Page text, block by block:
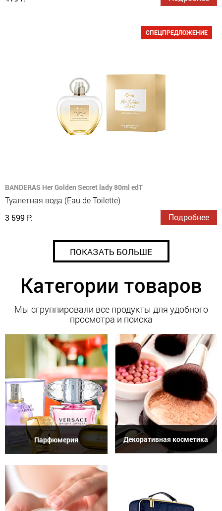
СПЕЦПРЕДЛОЖЕНИЕ
BANDERAS Her Golden Secret lady 80ml edT
Туалетная вода (Eau de Toilette)
3 599 Р.
Подробнее
ПОКАЗАТЬ БОЛЬШЕ
Категории товаров
Мы сгруппировали все продукты для удобного
просмотра и поиска
Парфюмерия Декоративная косметика